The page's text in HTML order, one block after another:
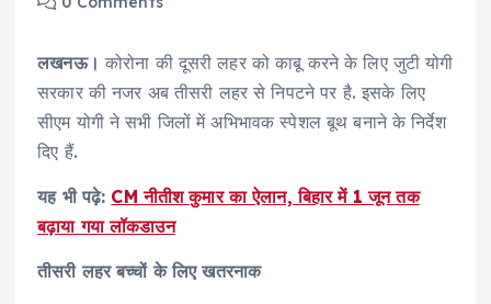
लखनऊ। कोरोना की दूसरी लहर को काबू करने के लिए जुटी योगी
सरकार की नजर अब तीसरी लहर से निपटने पर है. इसके लिए
सीएम योगी ने सभी जिलों में अभिभावक स्पेशल बूथ बनाने के निर्देश
दिए हैं.
यह भी पढ़े: CM नीतीश कुमार का ऐलान, बिहार में 1 जून तक
बढ़ाया गया लॉकडाउन
तीसरी लहर बच्चों के लिए खतरनाक